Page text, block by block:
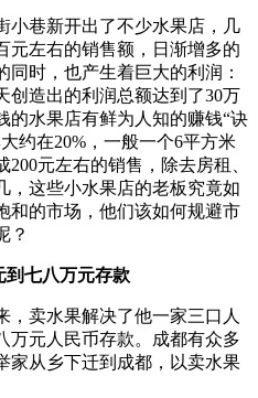
小巷新开出了不少水果店，几
元左右的销售额，日渐增多的
同时，也产生着巨大的利润：
创造出的利润总额达到了30万
的水果店有鲜为人知的赚钱“诀
约在20%，一般一个6平方米
元左右的销售，除去房租、
，这些小水果店的老板究竟如
和的市场，他们该如何规避市
？
到七八万元存款
，卖水果解决了他一家三口人
万元人民币存款。成都有众多
从乡下迁到成都，以卖水果